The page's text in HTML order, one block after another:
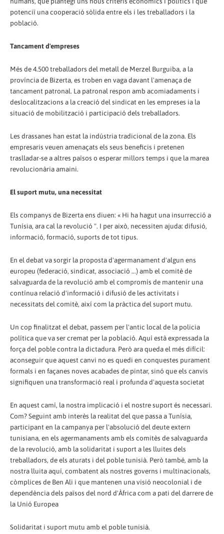
potenciï una cooperació sòlida entre els i les treballadors i la
població.
Tancament d'empreses
Més de 4.500 treballadors del metall de Merzel Burguiba, a la
província de Bizerta, es troben en vaga davant l'amenaça de
tancament patronal. La patronal respon amb acomiadaments i
deslocalitzacions a la creació del sindicat en les empreses ia la
situació de mobilització i participació dels treballadors.
Les drassanes han estat la indústria tradicional de la zona. Els
empresaris veuen amenaçats els seus beneficis i pretenen
traslladar-se a altres països o esperar millors temps i que la marea
revolucionària amaini.
El suport mutu, una necessitat
Els companys de Bizerta ens diuen: « Hi ha hagut una insurrecció a
Tunísia, ara cal la revolució ". I per això, necessiten ajuda: difusió,
informació, formació, suports de tot tipus.
En el debat va sorgir la proposta d'agermanament d'algun ens
europeu (federació, sindicat, associació ...) amb el comitè de
salvaguarda de la revolució amb el compromís de mantenir una
contínua relació d'informació i difusió de les activitats i
necessitats del comitè, així com la pràctica del suport mutu.
Un cop finalitzat el debat, passem per l'antic local de la policia
política que va ser cremat per la població. Aquí està expressada la
força del poble contra la dictadura. Però ara queda el més difícil:
aconseguir que aquest canvi no es quedi en conquestes purament
formals i en façanes noves acabades de pintar, sinó que els canvis
signifiquen una transformació real i profunda d'aquesta societat
En aquest camí, la nostra implicació i el nostre suport és necessari.
Com? Seguint amb interès la realitat del que passa a Tunísia,
participant en la campanya per l'absolució del deute extern
tunisiana, en els agermanaments amb els comitès de salvaguarda
de la revolució, amb la solidaritat i suport a les lluites dels
treballadors, de els aturats i del poble tunisià. Però també, amb la
nostra lluita aquí, combatent als nostres governs i multinacionals,
còmplices de Ben Ali i que mantenen una visió neocolonial i de
dependència dels països del nord d'Àfrica com a pati del darrere de
la Unió Europea
Solidaritat i suport mutu amb el poble tunisià.